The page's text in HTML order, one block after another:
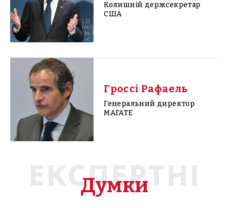
Колишній держсекретар
США
Гроссі Рафаель
Генеральний директор
МАГАТЕ
ЕКСПЕРТНІ
Думки